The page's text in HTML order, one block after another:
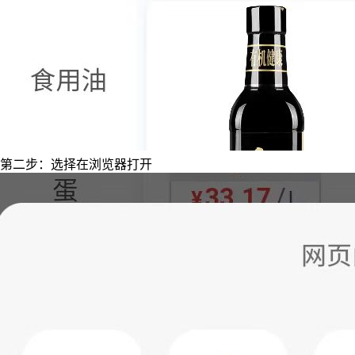
第二步：选择在浏览器打开